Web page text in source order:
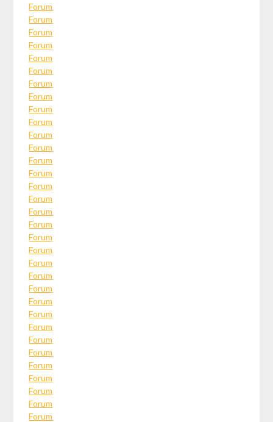
Forum
Forum
Forum
Forum
Forum
Forum
Forum
Forum
Forum
Forum
Forum
Forum
Forum
Forum
Forum
Forum
Forum
Forum
Forum
Forum
Forum
Forum
Forum
Forum
Forum
Forum
Forum
Forum
Forum
Forum
Forum
Forum
Forum